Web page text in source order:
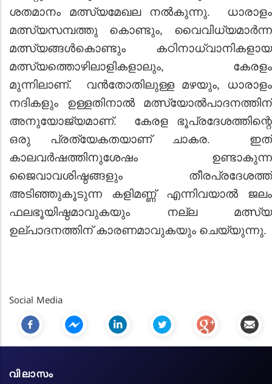
ശതമാനം മത്സ്യമേഖല നല്‍കുന്നു. ധാരാളം
മത്സ്യസമ്പത്തു കൊണ്ടും, വൈവിധ്യമാര്‍ന്ന
മത്സ്യങ്ങള്‍കൊണ്ടും കഠിനാധ്വാനികളായ
മത്സ്യത്തൊഴിലാളികളാലും, കേരളം
മുന്നിലാണ്. വന്‍തോതിലുള്ള മഴയും, ധാരാളം
നദികളും ഉള്ളതിനാല്‍ മത്സ്യോല്‍പാദനത്തിന്
അനുയോജ്യമാണ്. കേരള ഭൂപ്രദേശത്തിന്റെ
ഒരു പ്രത്യേകതയാണ് ചാകര. ഇത്
കാലവര്‍ഷത്തിനുശേഷം ഉണ്ടാകുന്ന
ജൈവാവശിഷ്ഠങ്ങളും തീരപ്രദേശത്ത്
അടിഞ്ഞുകൂടുന്ന കളിമണ്ണ് എന്നിവയാൽ ജലം
ഫലഭൂയിഷ്ഠമാവുകയും നല്ല മത്സ്യ
ഉല്പാദനത്തിന് കാരണമാവുകയും ചെയ്യുന്നു.
Social Media
വിലാസം